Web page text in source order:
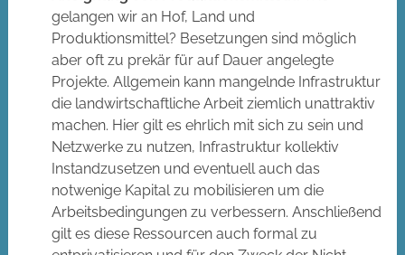
gelangen wir an Hof, Land und
Produktionsmittel? Besetzungen sind möglich
aber oft zu prekär für auf Dauer angelegte
Projekte. Allgemein kann mangelnde Infrastruktur
die landwirtschaftliche Arbeit ziemlich unattraktiv
machen. Hier gilt es ehrlich mit sich zu sein und
Netzwerke zu nutzen, Infrastruktur kollektiv
Instandzusetzen und eventuell auch das
notwenige Kapital zu mobilisieren um die
Arbeitsbedingungen zu verbessern. Anschließend
gilt es diese Ressourcen auch formal zu